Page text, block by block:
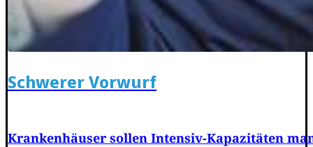
Schwerer Vorwurf
Krankenhäuser sollen Intensiv-Kapazitäten